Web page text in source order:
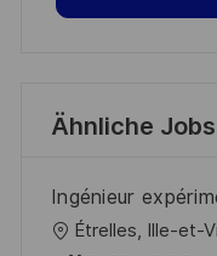
Ähnliche Jobs
Ingénieur
O Étrelles, Ille-et-